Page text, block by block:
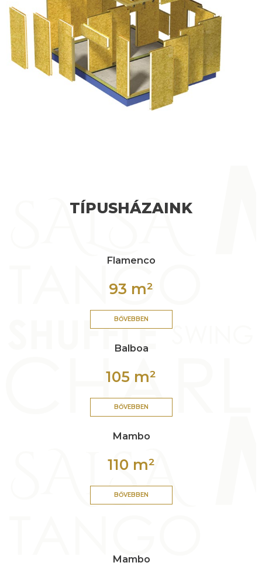
TÍPUSHÁZAINK
Flamenco
93 m²
BŐVEBBEN
Balboa
105 m²
BŐVEBBEN
Mambo
110 m²
BŐVEBBEN
Mambo